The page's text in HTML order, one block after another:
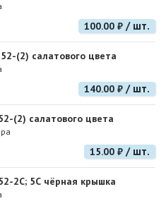
100.00 ₽ / шт.
(2) салатового цвета
140.00 ₽ / шт.
(2) салатового цвета
15.00 ₽ / шт.
2С; 5С чёрная крышка